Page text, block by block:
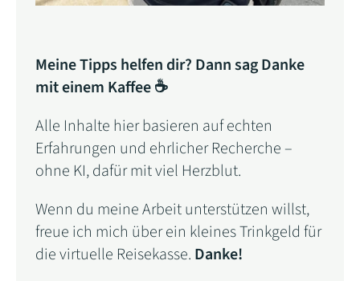
Meine Tipps helfen dir? Dann sag Danke
mit einem Kaffee ☕
Alle Inhalte hier basieren auf echten
Erfahrungen und ehrlicher Recherche –
ohne KI, dafür mit viel Herzblut.
Wenn du meine Arbeit unterstützen willst,
freue ich mich über ein kleines Trinkgeld für
die virtuelle Reisekasse. Danke!